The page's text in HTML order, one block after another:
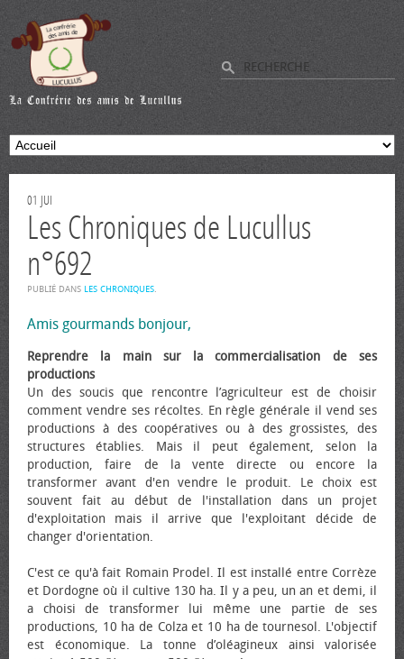
01 JUI
Les Chroniques de Lucullus
n°692
PUBLIÉ DANS LES CHRONIQUES.
Amis gourmands bonjour,
Reprendre la main sur la commercialisation de ses
productions
Un des soucis que rencontre l’agriculteur est de choisir
comment vendre ses récoltes. En règle générale il vend ses
productions à des coopératives ou à des grossistes, des
structures établies. Mais il peut également, selon la
production, faire de la vente directe ou encore la
transformer avant d'en vendre le produit. Le choix est
souvent fait au début de l'installation dans un projet
d'exploitation mais il arrive que l'exploitant décide de
changer d'orientation.
C'est ce qu'à fait Romain Prodel. Il est installé entre Corrèze
et Dordogne où il cultive 130 ha. Il y a peu, un an et demi, il
a choisi de transformer lui même une partie de ses
productions, 10 ha de Colza et 10 ha de tournesol. L'objectif
est économique. La tonne d’oléagineux ainsi valorisée